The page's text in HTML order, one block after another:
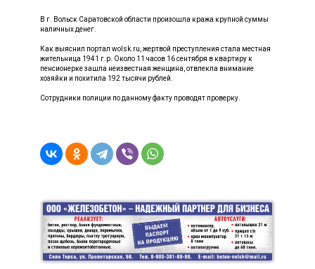
В г. Вольск Саратовской области произошла кража крупной суммы
наличных денег.
Как выяснил портал wolsk.ru, жертвой преступления стала местная
жительница 1941 г.р. Около 11 часов 16 сентября в квартиру к
пенсионерке зашла неизвестная женщина, отвлекла внимание
хозяйки и похитила 192 тысячи рублей.
Сотрудники полиции по данному факту проводят проверку.